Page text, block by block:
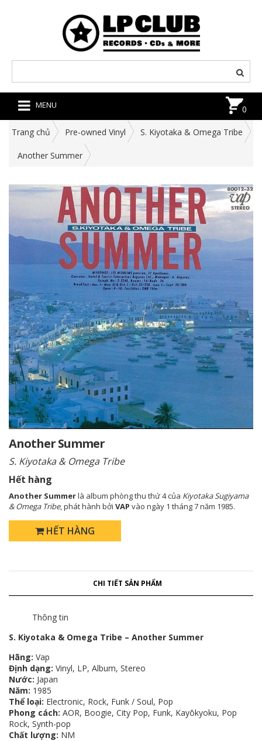
MENU 0
Trang chủ Pre-owned Vinyl S. Kiyotaka & Omega Tribe
Another Summer
Another Summer
S. Kiyotaka & Omega Tribe
Hết hàng
Another Summerlà album phòng thu thứ 4 của Kiyotaka Sugiyama
& Omega Tribe, phát hành bởi VAP vào ngày 1 tháng 7 năm 1985.
HẾT HÀNG
CHI TIẾT SẢN PHẨM
Thông tin
S. Kiyotaka & Omega Tribe – Another Summer
Hãng: Vap
Định dạng: Vinyl, LP, Album, Stereo
Nước: Japan
Năm: 1985
Thể loại: Electronic, Rock, Funk / Soul, Pop
Phong cách: AOR, Boogie, City Pop, Funk, Kayōkyoku, Pop
Rock, Synth-pop
Chất lượng: NM